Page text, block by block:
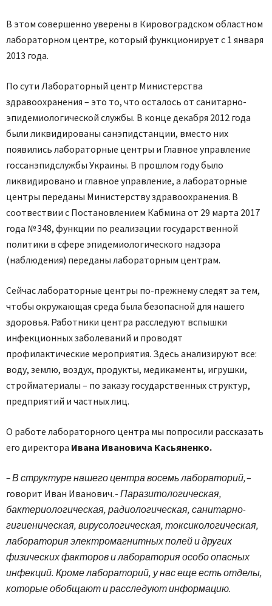
В этом совершенно уверены в Кировоградском областном
лабораторном центре, который функционирует с 1 января
2013 года.
По сути Лабораторный центр Министерства
здравоохранения – это то, что осталось от санитарно-
эпидемиологической службы. В конце декабря 2012 года
были ликвидированы санэпидстанции, вместо них
появились лабораторные центры и Главное управление
госсан­эпидслужбы Украины. В прошлом году было
ликвидировано и главное управление, а лабораторные
центры переданы Министерству здравоохранения. В
соотвествии с Постановлением Кабмина от 29 марта 2017
года № 348, функции по реализации государственной
политики в сфере эпидемиологического надзора
(наблюдения) переданы лабораторным центрам.
Сейчас лабораторные центры по-прежнему следят за тем,
чтобы окружающая среда была безопасной для нашего
здоровья. Работники центра расследуют вспышки
инфекционных заболеваний и проводят
профилактические мероприятия. Здесь анализируют все:
воду, землю, воздух, продукты, медикаменты, игрушки,
стройматериалы – по заказу государственных структур,
предприятий и частных лиц.
О работе лабораторного центра мы попросили рассказать
его директора Ивана Ивановича Касьяненко.
– В структуре нашего центра восемь лабораторий,–
говорит Иван Иванович. - Паразитологическая,
бактериологическая, радиологическая, санитарно-
гигиеническая, вирусологическая, токсикологическая,
лаборатория электромагнитных полей и других
физических факторов и лаборатория особо опасных
инфекций. Кроме лабораторий, у нас еще есть отделы,
которые обобщают и расследуют информацию.